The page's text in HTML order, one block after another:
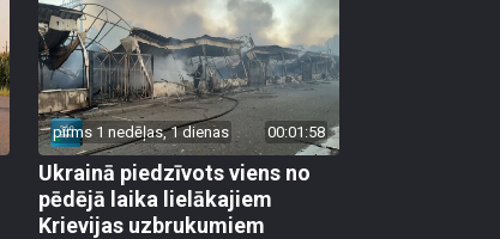
pirms 1 nedēļas, 1 dienas 00:01:58
Ukrainā piedzīvots viens no
pēdējā laika lielākajiem
Krievijas uzbrukumiem